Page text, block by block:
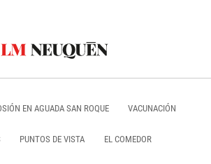
EN AGUADA SAN ROQUE VACUNACIÓN
PUNTOS DE VISTA EL COMEDOR